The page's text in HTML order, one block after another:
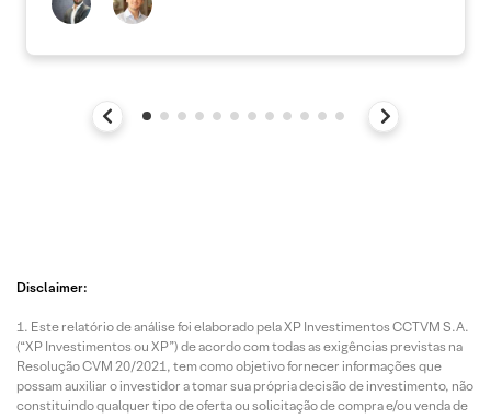
Disclaimer:
Este relatório de análise foi elaborado pela XP Investimentos CCTVM S.A.
(“XP Investimentos ou XP”) de acordo com todas as exigências previstas na
Resolução CVM 20/2021, tem como objetivo fornecer informações que
possam auxiliar o investidor a tomar sua própria decisão de investimento, não
constituindo qualquer tipo de oferta ou solicitação de compra e/ou venda de